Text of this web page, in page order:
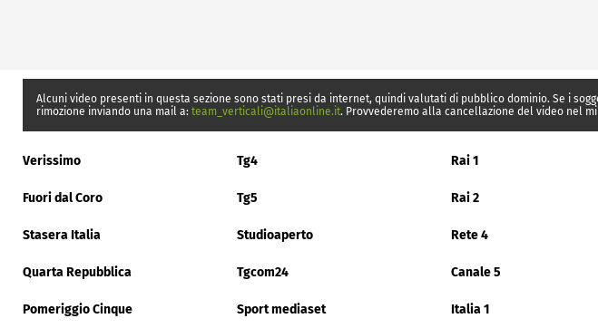
Alcuni video presenti in questa sezione sono stati presi da internet, quindi valutati di pubblico dominio. Se i
rimozione inviando una mail a: team_verticali@italiaonline.it. Provvederemo alla cancellazione del video nel
Verissimo Tg4 Rai 1
Fuori dal Coro Tg5 Rai 2
Stasera Italia Studioaperto Rete 4
Quarta Repubblica Tgcom24 Canale 5
Pomeriggio Cinque Sport mediaset Italia 1